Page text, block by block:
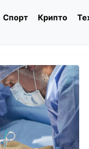
Спорт Крипто